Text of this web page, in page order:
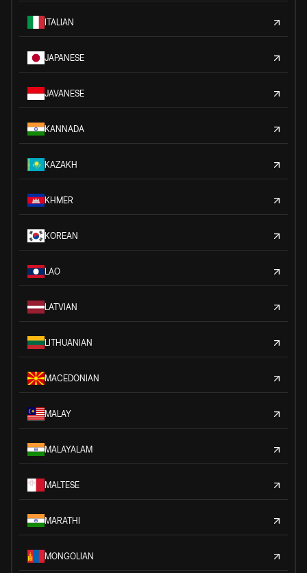
ITALIAN
JAPANESE
JAVANESE
KANNADA
KAZAKH
KHMER
KOREAN
LAO
LATVIAN
LITHUANIAN
MACEDONIAN
MALAY
MALAYALAM
MALTESE
MARATHI
MONGOLIAN